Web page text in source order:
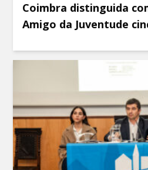
Coimbra distinguida
Amigo da Juventude